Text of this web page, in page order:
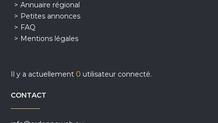
Annuaire régional
Petites annonces
FAQ
Mentions légales
Il y a actuellement 0 utilisateur connecté.
CONTACT